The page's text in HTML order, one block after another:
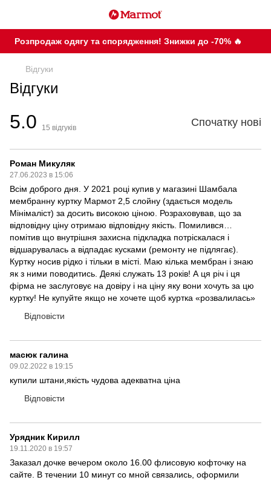
Розпродаж одягу та спорядження! Знижки до -70% 🔥
Відгуки
Відгуки
5.0 15 відгуків Спочатку нові
Роман Микуляк
27.06.2023 в 15:06
Всім доброго дня. У 2021 році купив у магазині Шамбала
мембранну куртку Мармот 2,5 слойну (здається модель
Мінімаліст) за досить високою ціною. Розраховував, що за
відповідну ціну отримаю відповідну якість. Помилився…
помітив що внутрішня захисна підкладка потріскалася і
відшарувалась а відпадає кусками (ремонту не підлягає).
Куртку носив рідко і тільки в місті. Маю кілька мембран і знаю
як з ними поводитись. Деякі служать 13 років! А ця річ і ця
фірма не заслуговує на довіру і на ціну яку вони хочуть за цю
куртку! Не купуйте якщо не хочете щоб куртка «розвалилась»
Відповісти
масюк галина
09.02.2022 в 19:15
купили штани,якість чудова адекватна ціна
Відповісти
Урядник Кирилл
19.11.2020 в 19:57
Заказал дочке вечером около 16.00 флисовую кофточку на
сайте. В течении 10 минут со мной связались, оформили